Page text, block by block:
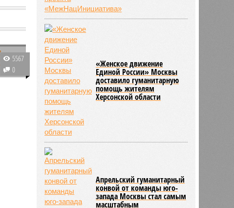
5567
0
«Женское движение
Единой России» Москвы
доставило гуманитарную
помощь жителям
Херсонской области
Апрельский гуманитарный
конвой от команды юго-
запада Москвы стал самым
масштабным